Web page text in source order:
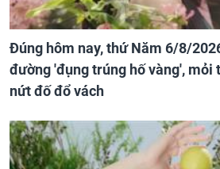
Đúng hôm nay, thứ Năm 6/8/
đường 'đụng trúng hố vàng', mỏi
nứt đố đổ vách